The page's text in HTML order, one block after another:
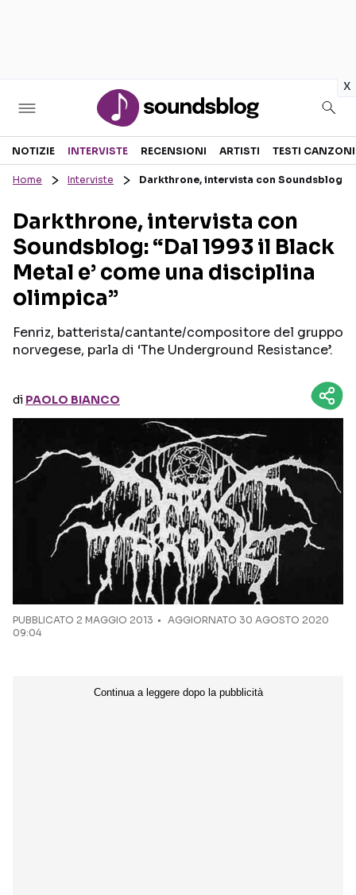
x
Sezioni
RECENSIONI MUSICALI
INTERVISTE
GOSSIP E CURIOSITÀ
TESTI CANZONI
TOUR ED EVENTI
TALENT SHOW
NOTIZIE INTERVISTE RECENSIONI ARTISTI TESTI CANZONI
Home Interviste Darkthrone, intervista con Soundsblog:
Darkthrone, intervista con
Soundsblog: “Dal 1993 il Black
Metal e’ come una disciplina
olimpica”
Fenriz, batterista/cantante/compositore del gruppo
norvegese, parla di ‘The Underground Resistance’.
di PAOLO BIANCO
PUBBLICATO 2 MAGGIO 2013
AGGIORNATO 30 AGOSTO 2020
09:04